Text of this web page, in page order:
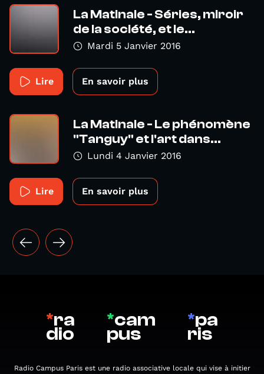
La Matinale - Séries, miroir
de la société, et le...
Mardi 5 Janvier 2016
Lire En savoir plus
La Matinale - Le phénomène
"Tanguy" et l'art dans...
Lundi 4 Janvier 2016
Lire En savoir plus
*ra
dio
*cam
pus
*pa
ris
Radio Campus Paris est une radio associative locale qui vise à initier